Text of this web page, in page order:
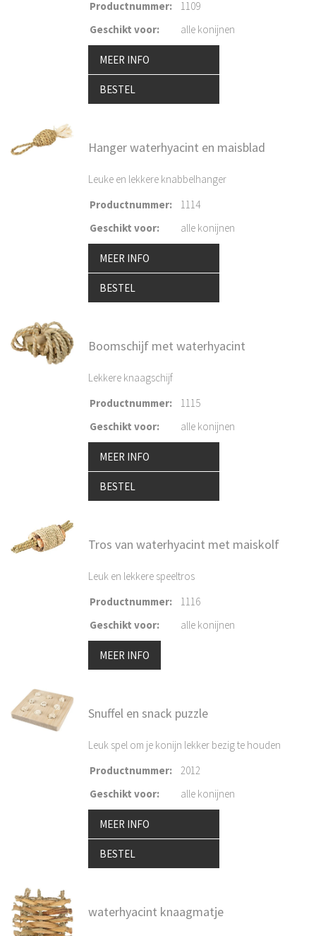
Productnummer:
1109
Geschikt voor: alle konijnen
MEER INFO
BESTEL
Hanger waterhyacint en maisblad
Leuke en lekkere knabbelhanger
Productnummer:
1114
Geschikt voor: alle konijnen
MEER INFO
BESTEL
Boomschijf met waterhyacint
Lekkere knaagschijf
Productnummer:
1115
Geschikt voor: alle konijnen
MEER INFO
BESTEL
Tros van waterhyacint met maiskolf
Leuk en lekkere speeltros
Productnummer:
1116
Geschikt voor: alle konijnen
MEER INFO
Snuffel en snack puzzle
Leuk spel om je konijn lekker bezig te houden
Productnummer:
2012
Geschikt voor: alle konijnen
MEER INFO
BESTEL
waterhyacint knaagmatje